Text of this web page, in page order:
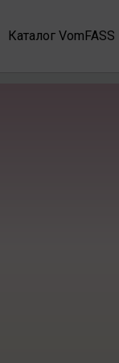
Каталог VomFASS